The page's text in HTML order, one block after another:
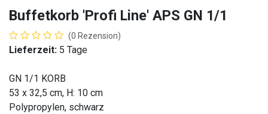
Buffetkorb 'Profi Line' APS GN 1/1
(0 Rezension)
Lieferzeit: 5 Tage
GN 1/1 KORB
53 x 32,5 cm, H: 10 cm
Polypropylen, schwarz